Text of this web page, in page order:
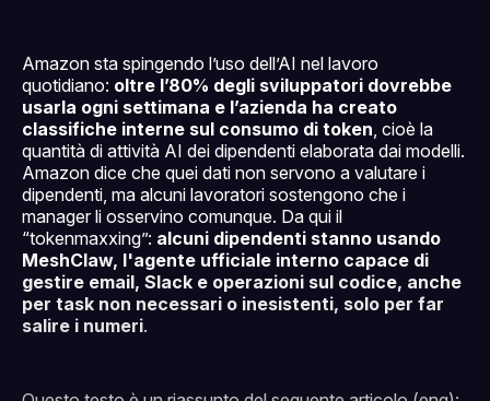
Amazon sta spingendo l’uso dell’AI nel lavoro
quotidiano: oltre l’80% degli sviluppatori dovrebbe
usarla ogni settimana e l’azienda ha creato
classifiche interne sul consumo di token, cioè la
quantità di attività AI dei dipendenti elaborata dai modelli.
Amazon dice che quei dati non servono a valutare i
dipendenti, ma alcuni lavoratori sostengono che i
manager li osservino comunque. Da qui il
“tokenmaxxing”: alcuni dipendenti stanno usando
MeshClaw, l'agente ufficiale interno capace di
gestire email, Slack e operazioni sul codice, anche
per task non necessari o inesistenti, solo per far
salire i numeri.